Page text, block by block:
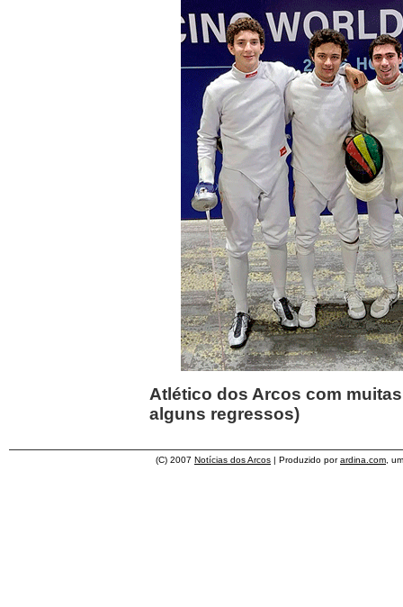
Atlético dos Arcos com
alguns regressos)
(C) 2007 Notícias dos Arcos | Produzido porardina.com ,